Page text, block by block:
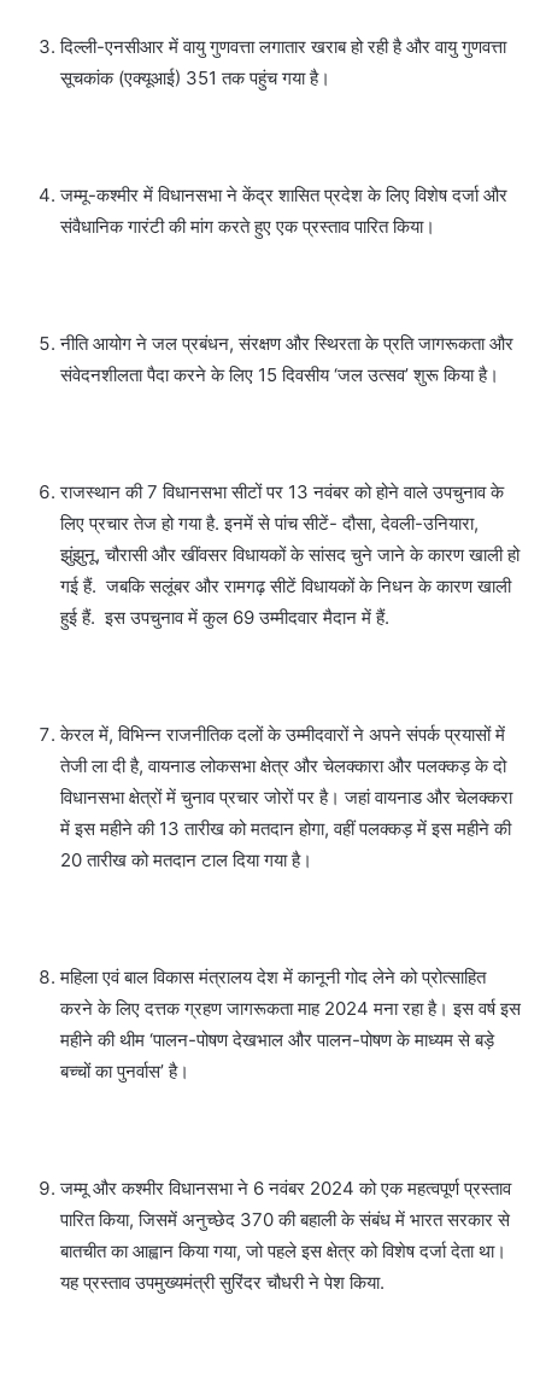
दिल्ली-एनसीआर में वायु गुणवत्ता लगातार खराब हो रही है और वायु गुणवत्ता
सूचकांक (एक्यूआई) 351 तक पहुंच गया है।
जम्मू-कश्मीर में विधानसभा ने केंद्र शासित प्रदेश के लिए विशेष दर्जा और
संवैधानिक गारंटी की मांग करते हुए एक प्रस्ताव पारित किया।
नीति आयोग ने जल प्रबंधन, संरक्षण और स्थिरता के प्रति जागरूकता और
संवेदनशीलता पैदा करने के लिए 15 दिवसीय ‘जल उत्सव’ शुरू किया है।
राजस्थान की 7 विधानसभा सीटों पर 13 नवंबर को होने वाले उपचुनाव के
लिए प्रचार तेज हो गया है. इनमें से पांच सीटें- दौसा, देवली-उनियारा,
झुंझुनू, चौरासी और खींवसर विधायकों के सांसद चुने जाने के कारण खाली हो
गई हैं. जबकि सलूंबर और रामगढ़ सीटें विधायकों के निधन के कारण खाली
हुई हैं. इस उपचुनाव में कुल 69 उम्मीदवार मैदान में हैं.
केरल में, विभिन्न राजनीतिक दलों के उम्मीदवारों ने अपने संपर्क प्रयासों में
तेजी ला दी है, वायनाड लोकसभा क्षेत्र और चेलक्कारा और पलक्कड़ के दो
विधानसभा क्षेत्रों में चुनाव प्रचार जोरों पर है। जहां वायनाड और चेलक्करा
में इस महीने की 13 तारीख को मतदान होगा, वहीं पलक्कड़ में इस महीने की
20 तारीख को मतदान टाल दिया गया है।
महिला एवं बाल विकास मंत्रालय देश में कानूनी गोद लेने को प्रोत्साहित
करने के लिए दत्तक ग्रहण जागरूकता माह 2024 मना रहा है। इस वर्ष इस
महीने की थीम ‘पालन-पोषण देखभाल और पालन-पोषण के माध्यम से बड़े
बच्चों का पुनर्वास’ है।
जम्मू और कश्मीर विधानसभा ने 6 नवंबर 2024 को एक महत्वपूर्ण प्रस्ताव
पारित किया, जिसमें अनुच्छेद 370 की बहाली के संबंध में भारत सरकार से
बातचीत का आह्वान किया गया, जो पहले इस क्षेत्र को विशेष दर्जा देता था।
यह प्रस्ताव उपमुख्यमंत्री सुरिंदर चौधरी ने पेश किया.